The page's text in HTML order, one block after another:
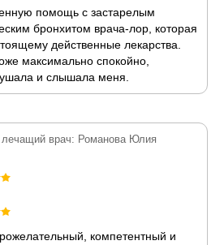
помощь с застарелым
бронхитом врача-лор, которая
действенные лекарства.
максимально спокойно,
и слышала меня.
врач: Романова Юлия
компетентный и